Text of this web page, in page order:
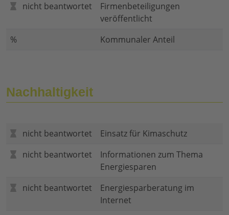
nicht beantwortet
Firmenbeteiligungen
veröffentlicht
%
Kommunaler Anteil
Nachhaltigkeit
nicht beantwortet
Einsatz für Kimaschutz
nicht beantwortet
Informationen zum Thema
Energiesparen
nicht beantwortet
Energiesparberatung im
Internet